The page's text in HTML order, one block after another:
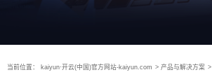
当前位置： kaiyun·开云(中国)官方网站-kaiyun.com > 产品与解决方案 >